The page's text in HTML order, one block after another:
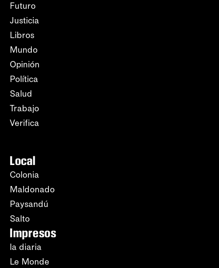
Futuro
Justicia
Libros
Mundo
Opinión
Política
Salud
Trabajo
Verifica
Local
Colonia
Maldonado
Paysandú
Salto
Impresos
la diaria
Le Monde